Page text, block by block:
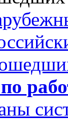
по